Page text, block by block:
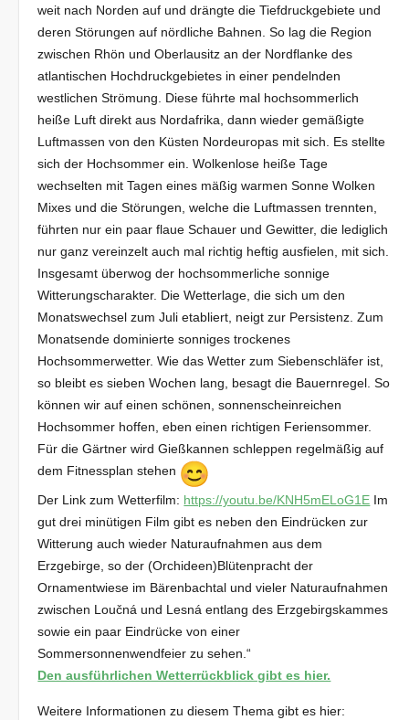
weit nach Norden auf und drängte die Tiefdruckgebiete und
deren Störungen auf nördliche Bahnen. So lag die Region
zwischen Rhön und Oberlausitz an der Nordflanke des
atlantischen Hochdruckgebietes in einer pendelnden
westlichen Strömung. Diese führte mal hochsommerlich
heiße Luft direkt aus Nordafrika, dann wieder gemäßigte
Luftmassen von den Küsten Nordeuropas mit sich. Es stellte
sich der Hochsommer ein. Wolkenlose heiße Tage
wechselten mit Tagen eines mäßig warmen Sonne Wolken
Mixes und die Störungen, welche die Luftmassen trennten,
führten nur ein paar flaue Schauer und Gewitter, die lediglich
nur ganz vereinzelt auch mal richtig heftig ausfielen, mit sich.
Insgesamt überwog der hochsommerliche sonnige
Witterungscharakter. Die Wetterlage, die sich um den
Monatswechsel zum Juli etabliert, neigt zur Persistenz. Zum
Monatsende dominierte sonniges trockenes
Hochsommerwetter. Wie das Wetter zum Siebenschläfer ist,
so bleibt es sieben Wochen lang, besagt die Bauernregel. So
können wir auf einen schönen, sonnenscheinreichen
Hochsommer hoffen, eben einen richtigen Feriensommer.
Für die Gärtner wird Gießkannen schleppen regelmäßig auf
dem Fitnessplan stehen
Der Link zum Wetterfilm: https://youtu.be/KNH5mELoG1E Im
gut drei minütigen Film gibt es neben den Eindrücken zur
Witterung auch wieder Naturaufnahmen aus dem
Erzgebirge, so der (Orchideen)Blütenpracht der
Ornamentwiese im Bärenbachtal und vieler Naturaufnahmen
zwischen Loučná und Lesná entlang des Erzgebirgskammes
sowie ein paar Eindrücke von einer
Sommersonnenwendfeier zu sehen.“
Den ausführlichen Wetterrückblick gibt es hier.
Weitere Informationen zu diesem Thema gibt es hier: